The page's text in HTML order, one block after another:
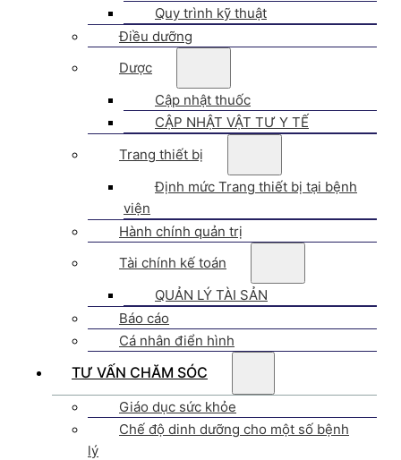
Quy trình kỹ thuật
Điều dưỡng
Dược
Cập nhật thuốc
CẬP NHẬT VẬT TƯ Y TẾ
Trang thiết bị
Định mức Trang thiết bị tại bệnh
viện
Hành chính quản trị
Tài chính kế toán
QUẢN LÝ TÀI SẢN
Báo cáo
Cá nhân điển hình
TƯ VẤN CHĂM SÓC
Giáo dục sức khỏe
Chế độ dinh dưỡng cho một số bệnh
lý